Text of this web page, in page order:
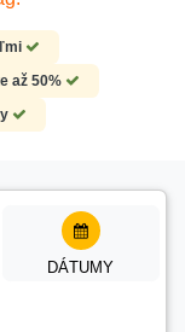
až 50%
DÁTUMY